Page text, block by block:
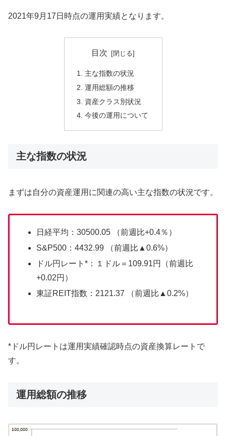
2021年9月17日時点の運用実績となります。
目次
主な指数の状況
運用総額の推移
資産クラス別状況
今後の運用について
主な指数の状況
まずは自分の資産運用に関連の高い主な指数の状況です。
日経平均：30500.05 （前週比+0.4％）
S&P500：4432.99 （前週比▲0.6%）
ドル円レート*：１ドル＝109.91円（前週比
+0.02円）
東証REIT指数：2121.37 （前週比▲0.2%）
*ドル円レートは運用実績確認時点の資産換算レートで
す。
運用総額の推移